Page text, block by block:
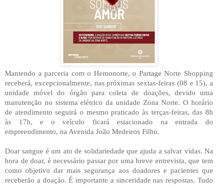
Mantendo a parceria com o Hemonorte, o Partage Norte Shopping
receberá, excepcionalmente, nas próximas sextas-feiras (08 e 15), a
unidade móvel do órgão para coleta de doações, devido uma
manutenção no sistema elétrico da unidade Zona Norte. O horário
de atendimento seguirá o mesmo praticado às terças-feiras, das 8h
às 17h, e o veículo ficará estacionado na entrada do
empreendimento, na Avenida João Medeiros Filho.
Doar sangue é um ato de solidariedade que ajuda a salvar vidas. Na
hora de doar, é necessário passar por uma breve entrevista, que tem
como objetivo dar mais segurança aos doadores e pacientes que
receberão a doação. É importante a sinceridade nas respostas. Tudo